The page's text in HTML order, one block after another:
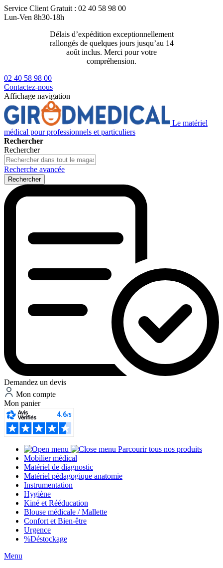
Service Client Gratuit : 02 40 58 98 00
Lun-Ven 8h30-18h
Délais d’expédition exceptionnellement
rallongés de quelques jours jusqu’au 14
août inclus. Merci pour votre
compréhension.
02 40 58 98 00
Contactez-nous
Affichage navigation
Le matériel
médical pour professionnels et particuliers
Rechercher
Rechercher
Recherche avancée
Rechercher
Demandez un devis
Mon compte
Mon panier
Parcourir tous nos produits
Mobilier médical
Matériel de diagnostic
Matériel pédagogique anatomie
Instrumentation
Hygiène
Kiné et Rééducation
Blouse médicale / Mallette
Confort et Bien-être
Urgence
%Déstockage
Menu